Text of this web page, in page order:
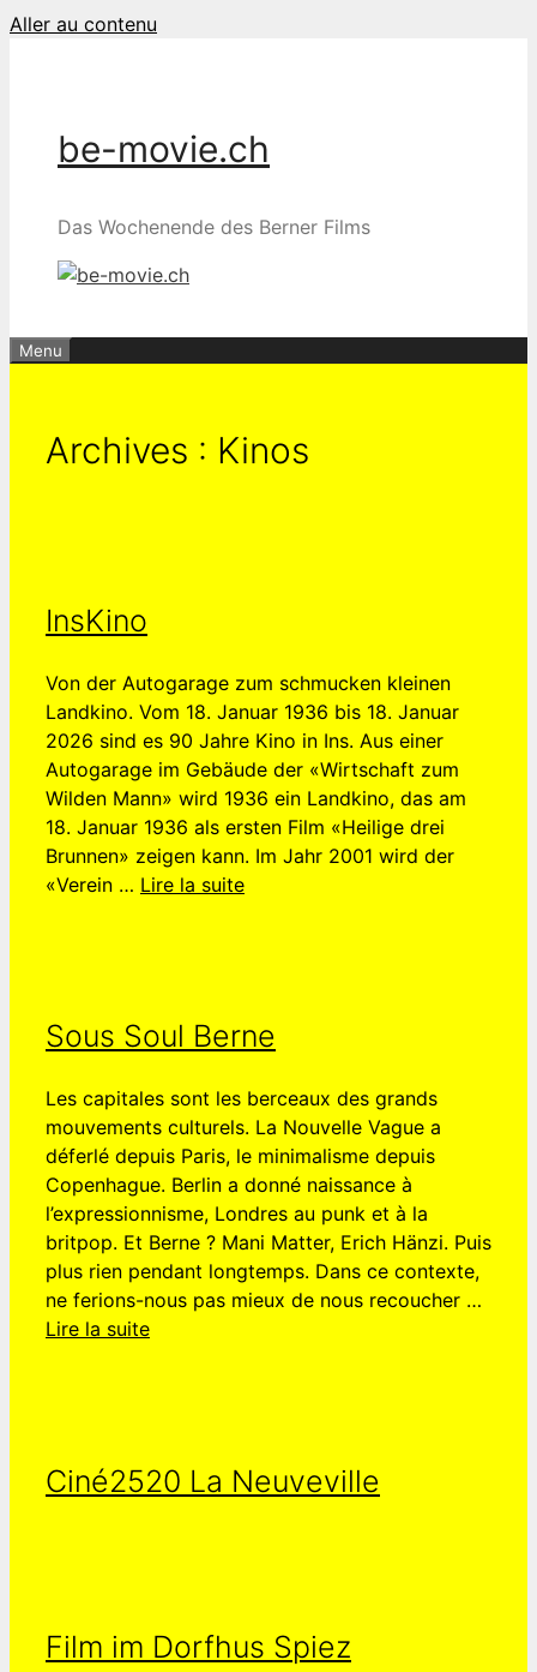
Aller au contenu
be-movie.ch
Das Wochenende des Berner Films
Menu
Archives : Kinos
InsKino
Von der Autogarage zum schmucken kleinen
Landkino. Vom 18. Januar 1936 bis 18. Januar
2026 sind es 90 Jahre Kino in Ins. Aus einer
Autogarage im Gebäude der «Wirtschaft zum
Wilden Mann» wird 1936 ein Landkino, das am
18. Januar 1936 als ersten Film «Heilige drei
Brunnen» zeigen kann. Im Jahr 2001 wird der
«Verein … Lire la suite
Sous Soul Berne
Les capitales sont les berceaux des grands
mouvements culturels. La Nouvelle Vague a
déferlé depuis Paris, le minimalisme depuis
Copenhague. Berlin a donné naissance à
l’expressionnisme, Londres au punk et à la
britpop. Et Berne ? Mani Matter, Erich Hänzi. Puis
plus rien pendant longtemps. Dans ce contexte,
ne ferions-nous pas mieux de nous recoucher …
Lire la suite
Ciné2520 La Neuveville
Film im Dorfhus Spiez